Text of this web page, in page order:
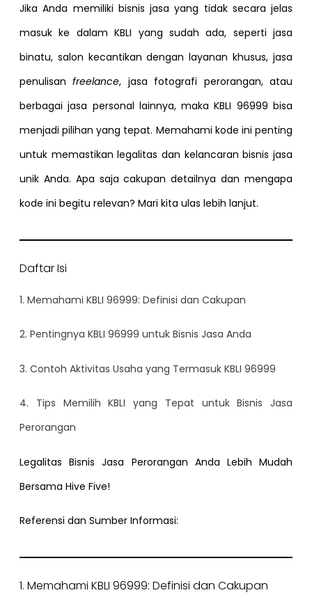
Jika Anda memiliki bisnis jasa yang tidak secara jelas
masuk ke dalam KBLI yang sudah ada, seperti jasa
binatu, salon kecantikan dengan layanan khusus, jasa
penulisanfreelance, jasa fotografi perorangan, atau
berbagai jasa personal lainnya, maka KBLI 96999 bisa
menjadi pilihan yang tepat. Memahami kode ini penting
untuk memastikan legalitas dan kelancaran bisnis jasa
unik Anda. Apa saja cakupan detailnya dan mengapa
kode ini begitu relevan? Mari kita ulas lebih lanjut.
Daftar Isi
1. Memahami KBLI 96999: Definisi dan Cakupan
2. Pentingnya KBLI 96999 untuk Bisnis Jasa Anda
3. Contoh Aktivitas Usaha yang Termasuk KBLI 96999
4. Tips Memilih KBLI yang Tepat untuk Bisnis Jasa
Perorangan
Legalitas Bisnis Jasa Perorangan Anda Lebih Mudah
Bersama Hive Five!
Referensi dan Sumber Informasi:
1. Memahami KBLI 96999: Definisi dan Cakupan